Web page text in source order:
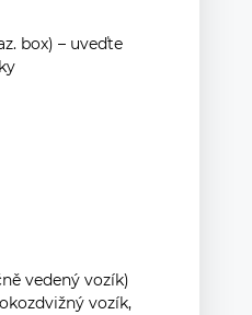
box) – uveďte
vedený vozík)
vozík,